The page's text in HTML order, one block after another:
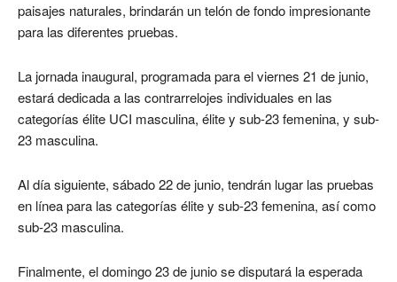
paisajes naturales, brindarán un telón de fondo impresionante
para las diferentes pruebas.
La jornada inaugural, programada para el viernes 21 de junio,
estará dedicada a las contrarrelojes individuales en las
categorías élite UCI masculina, élite y sub-23 femenina, y sub-
23 masculina.
Al día siguiente, sábado 22 de junio, tendrán lugar las pruebas
en línea para las categorías élite y sub-23 femenina, así como
sub-23 masculina.
Finalmente, el domingo 23 de junio se disputará la esperada